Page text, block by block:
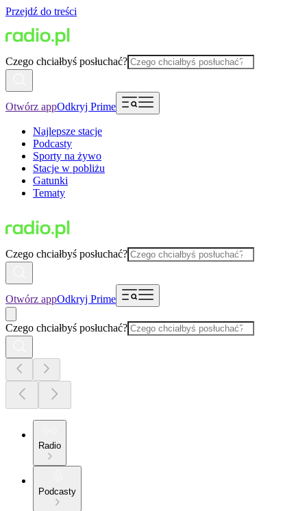
Przejdź do treści
Czego chciałbyś posłuchać?
Otwórz appOdkryj Prime
Najlepsze stacje
Podcasty
Sporty na żywo
Stacje w pobliżu
Gatunki
Tematy
Czego chciałbyś posłuchać?
Otwórz appOdkryj Prime
Czego chciałbyś posłuchać?
Radio
Podcasty